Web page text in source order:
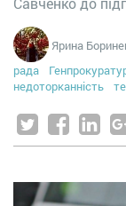
Ярина
рада
недоторканність